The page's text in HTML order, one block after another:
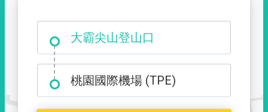
台中市西屯區福星路 427 號
大霸尖山登山口
桃園國際機場 (TPE)